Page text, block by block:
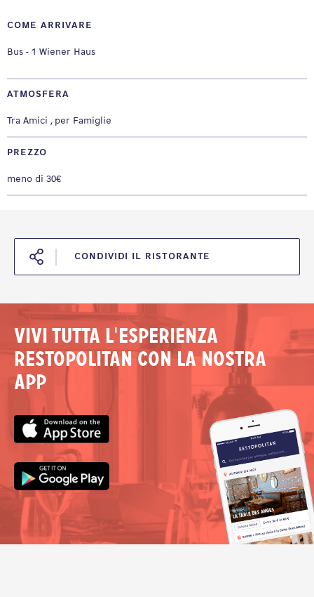
COME ARRIVARE
Bus - 1 Wiener Haus
ATMOSFERA
Tra Amici per Famiglie
PREZZO
meno di 30€
CONDIVIDI IL RISTORANTE
Vivi tutta l'esperienza
Restopolitan con la nostra
app